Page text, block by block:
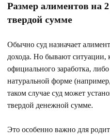
Размер алиментов на
твердой сумме
Обычно суд назначает
дохода. Но бывают ситуации,
официального заработка,
натуральной форме
таком случае суд может
твердой денежной сумме.
Это особенно важно для